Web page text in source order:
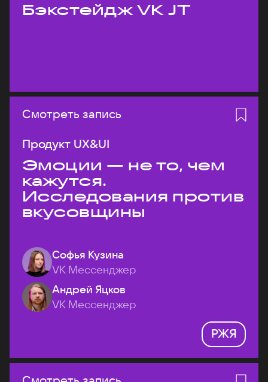
Бэкстейдж VK JT
Смотреть запись
Продукт UX&UI
Эмоции — не то, чем
кажутся.
Исследования против
вкусовщины
Софья Кузина
VK Мессенджер
Андрей Яцков
VK Мессенджер
РЖЯ